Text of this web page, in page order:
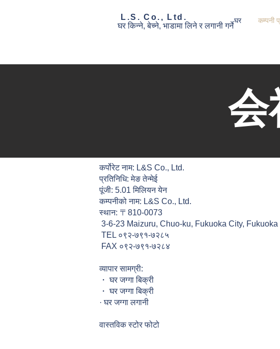
​ L.S. Co., Ltd.
घरकिन्ने, बेच्ने, भाडामा लिने र लगानीगर्ने
घर कम्पनी
कर्पोरेट नाम: L&S Co., Ltd.
प्रतिनिधि: मेङ तेन्मेई
पूंजी: 5.01 मिलियन येन
कम्पनीको नाम: L&S Co., Ltd.
स्थान: 〒810-0073
3-6-23 Maizuru, Chuo-ku, Fukuoka City,
TEL ०९२-७९१-७२८५
FAX ०९२-७९१-७२८४
व्यापार सामग्री:
・ घर जग्गा बिक्री
・ घर जग्गा बिक्री
· घर जग्गा लगानी
वास्तविक स्टोर फोटो